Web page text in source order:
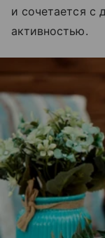
и сочетается с
активностью.